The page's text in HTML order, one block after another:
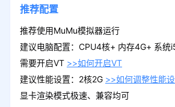
推荐配置
推荐使用MuMu模拟器运行
建议电脑配置：CPU4核+ 内存4G+ 系
需要开启VT >>如何开启VT
建议性能设置：2核2G >>如何调整性能
显卡渲染模式极速、兼容均可